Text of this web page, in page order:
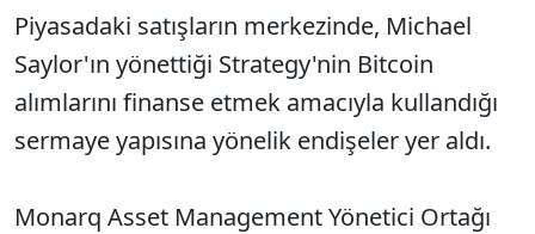
Piyasadaki satışların merkezinde, Michael
Saylor'ın yönettiği Strategy'nin Bitcoin
alımlarını finanse etmek amacıyla kullandığı
sermaye yapısına yönelik endişeler yer aldı.
Monarq Asset Management Yönetici Ortağı